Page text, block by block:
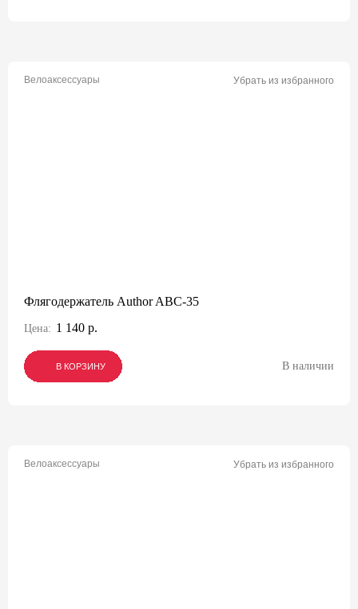
Велоаксессуары Убрать из избранного
Флягодержатель Author ABC-35
Цена: 1 140 р.
В КОРЗИНУ
В КОРЗИНУ
В КОРЗИНУ В наличии
Велоаксессуары Убрать из избранного